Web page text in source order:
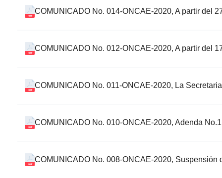
COMUNICADO No. 014-ONCAE-2020, A partir del
COMUNICADO No. 012-ONCAE-2020, A partir del
COMUNICADO No. 011-ONCAE-2020, La
COMUNICADO No. 010-ONCAE-2020, Adenda
COMUNICADO No. 008-ONCAE-2020,